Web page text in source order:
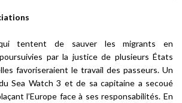
tentent de sauver les migrants en
par la justice de plusieurs États
favoriseraient le travail des passeurs. Un
Sea Watch 3 et de sa capitaine a secoué
l’Europe face à ses responsabilités. En